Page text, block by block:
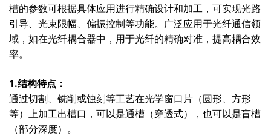
槽的参数可根据具体应用进行精确设计和加工，可实现光路
引导、光束限幅、偏振控制等功能。广泛应用于光纤通信领
域，如在光纤耦合器中，用于光纤的精确对准，提高耦合效
率。
1.结构特点：
通过切割、铣削或蚀刻等工艺在光学窗口片（圆形、方形
等）上加工出槽口，可以是通槽（穿透式），也可以是盲槽
（部分深度）。